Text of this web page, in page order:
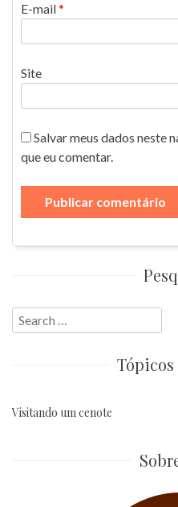
E-mail*
Site
Salvar meus dados neste
que eu comentar.
Search
for:
Tópicos
Visitando um cenote